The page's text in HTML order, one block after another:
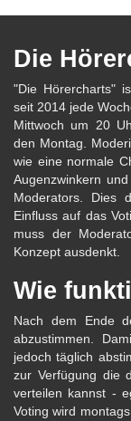
Die
"Die Hörercharts"
seit 2014 jede
Mittwoch um 20
den Montag.
wie eine normale
Augenzwinkern
Moderators. Dies
Einfluss auf das
muss der
Konzept ausdenkt.
Wie
Nach dem Ende
abzustimmen.
jedoch täglich
zur Verfügung die
verteilen kannst -
Voting wird